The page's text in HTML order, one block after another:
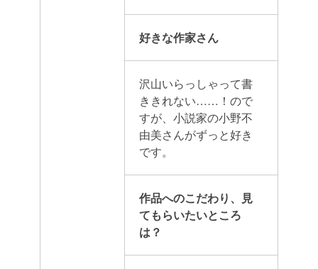
好きな作家さん
沢山いらっしゃって書
ききれない……！ので
すが、小説家の小野不
由美さんがずっと好き
です。
作品へのこだわり、見
てもらいたいところ
は？